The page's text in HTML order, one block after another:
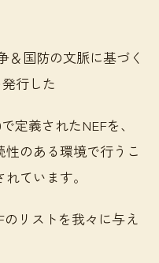
＆国防の文脈に基づく
行した
定義されたNEFを、
のある環境で行うこ
ています。
リストを我々に与え